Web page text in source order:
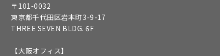
〒101-0032
東京都千代田区岩本町3-9-17
THREE SEVEN BLDG. 6F
【大阪オフィス】